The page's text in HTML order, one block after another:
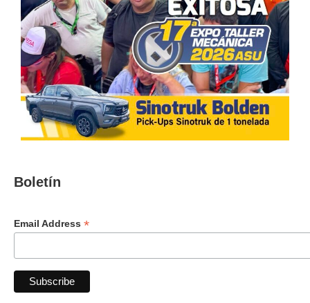
Boletín
Email Address *